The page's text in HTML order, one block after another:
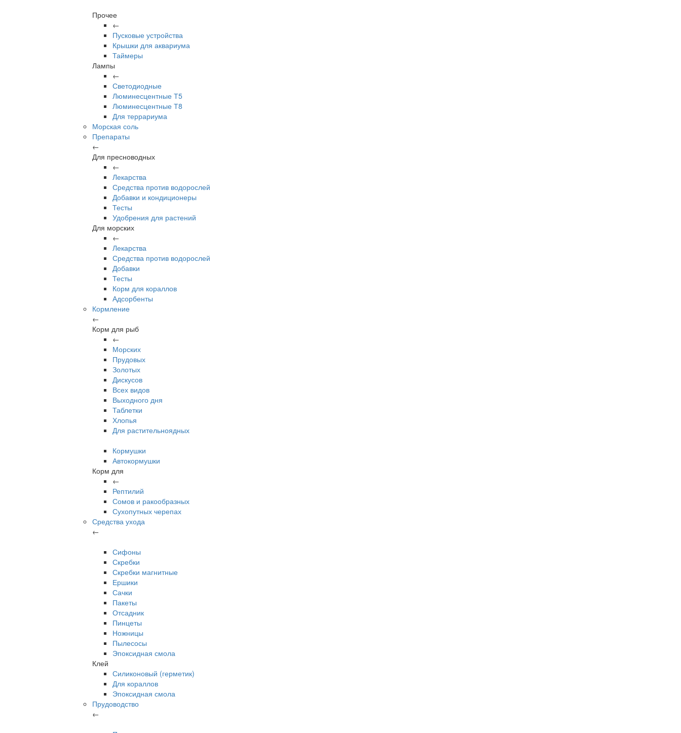
Прочее
←
Пусковые устройства
Крышки для аквариума
Таймеры
Лампы
←
Светодиодные
Люминесцентные Т5
Люминесцентные Т8
Для террариума
Морская соль
Препараты
←
Для пресноводных
←
Лекарства
Средства против водорослей
Добавки и кондиционеры
Тесты
Удобрения для растений
Для морских
←
Лекарства
Средства против водорослей
Добавки
Тесты
Корм для кораллов
Адсорбенты
Кормление
←
Корм для рыб
←
Морских
Прудовых
Золотых
Дискусов
Всех видов
Выходного дня
Таблетки
Хлопья
Для растительноядных
Кормушки
Автокормушки
Корм для
←
Рептилий
Сомов и ракообразных
Сухопутных черепах
Средства ухода
←
Сифоны
Скребки
Скребки магнитные
Ершики
Сачки
Пакеты
Отсадник
Пинцеты
Ножницы
Пылесосы
Эпоксидная смола
Клей
Силиконовый (герметик)
Для кораллов
Эпоксидная смола
Прудоводство
←